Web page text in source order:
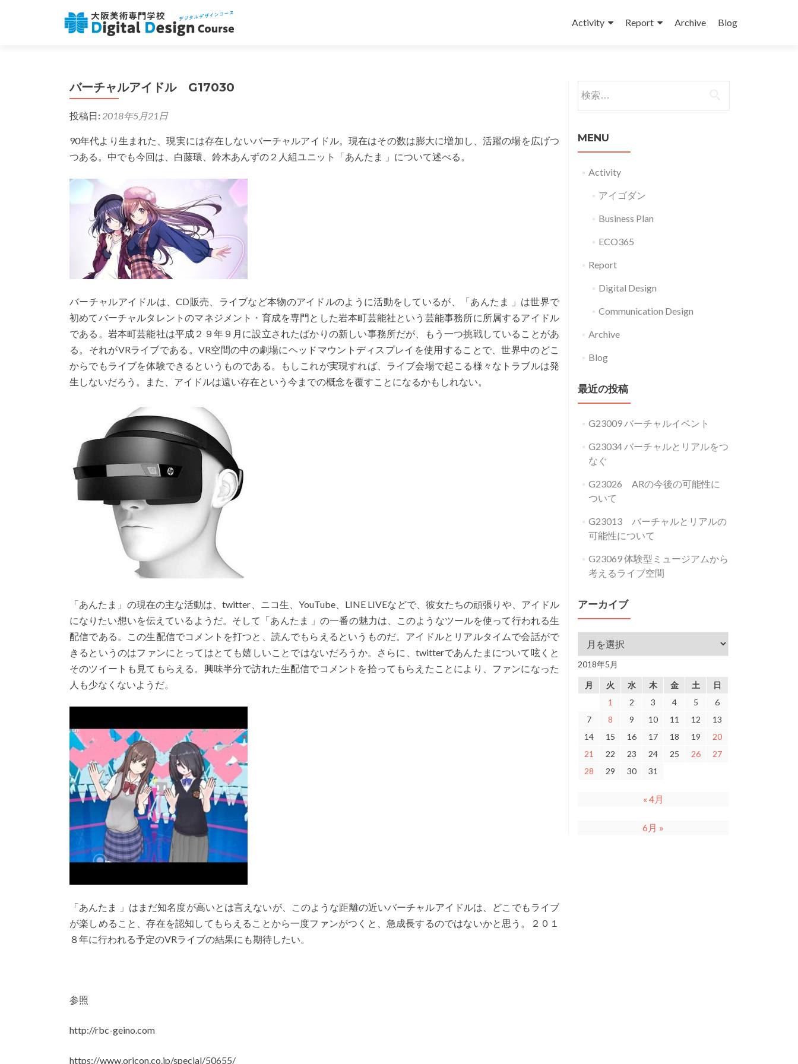
Activity
Report Archive Blog
バーチャルアイドル G17030
投稿日: 2018年5月21日
90年代より生まれた、現実には存在しないバーチャルアイドル。現在はその数は膨大に増加し、活躍の場を広げつ
つある。中でも今回は、白藤環、鈴木あんずの２人組ユニット「あんたま 」について述べる。
バーチャルアイドルは、CD販売、ライブなど本物のアイドルのように活動をしているが、「あんたま 」は世界で
初めてバーチャルタレントのマネジメント・育成を専門とした岩本町芸能社という芸能事務所に所属するアイドル
である。岩本町芸能社は平成２９年９月に設立されたばかりの新しい事務所だが、もう一つ挑戦していることがあ
る。それがVRライブである。VR空間の中の劇場にヘッドマウントディスプレイを使用することで、世界中のどこ
からでもライブを体験できるというものである。もしこれが実現すれば、ライブ会場で起こる様々なトラブルは発
生しないだろう。また、アイドルは遠い存在という今までの概念を覆すことになるかもしれない。
「あんたま」の現在の主な活動は、twitter、ニコ生、YouTube、LINE LIVEなどで、彼女たちの頑張りや、アイドル
になりたい想いを伝えているようだ。そして「あんたま 」の一番の魅力は、このようなツールを使って行われる生
配信である。この生配信でコメントを打つと、読んでもらえるというものだ。アイドルとリアルタイムで会話がで
きるというのはファンにとってはとても嬉しいことではないだろうか。さらに、twitterであんたまについて呟くと
そのツイートも見てもらえる。興味半分で訪れた生配信でコメントを拾ってもらえたことにより、ファンになった
人も少なくないようだ。
「あんたま 」はまだ知名度が高いとは言えないが、このような距離の近いバーチャルアイドルは、どこでもライブ
が楽しめること、存在を認知してもらえることから一度ファンがつくと、急成長するのではないかと思う。２０１
８年に行われる予定のVRライブの結果にも期待したい。
参照
http://rbc-geino.com
https://www.oricon.co.jp/special/50655/
検索:
MENU
Activity
アイゴダン
Business Plan
ECO365
Report
Digital Design
Communication Design
Archive
Blog
最近の投稿
G23009 バーチャルイベント
G23034 バーチャルとリアルをつ
なぐ
G23026 ARの今後の可能性に
ついて
G23013 バーチャルとリアルの
可能性について
G23069 体験型ミュージアムから
考えるライブ空間
アーカイブ
アーカイブ
2018年5月
月 火 水 木 金 土
日
1
2 3 4 5
6
7
8 9 10 11 12
13
14
15 16 17 18 19
20
21
22 23 24 25 26
27
28
29 30 31
« 4月
6月 »